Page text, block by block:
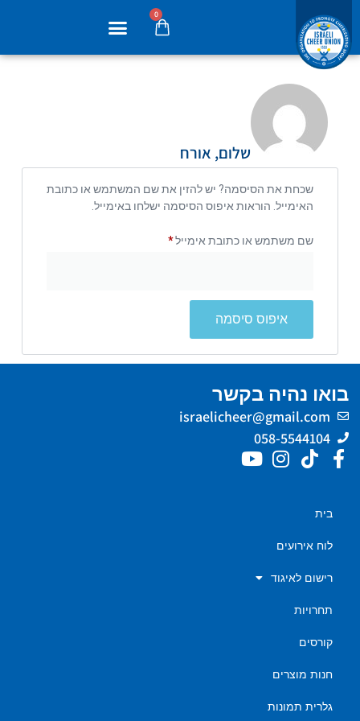
0
שלום, אורח
שכחת את הסיסמה? יש להזין את שם המשתמש או כתובת
האימייל. הוראות איפוס הסיסמה ישלחו באימייל.
שם משתמש או כתובת אימייל*
איפוס סיסמה
בואו נהיה בקשר
israelicheer@gmail.com
058-5544104
בית
לוח אירועים
רישום לאיגוד
תחרויות
קורסים
חנות מוצרים
גלרית תמונות